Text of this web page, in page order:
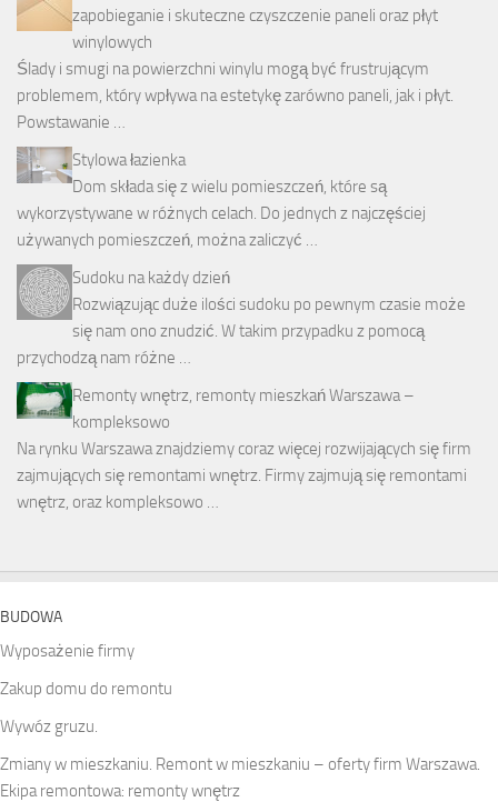
zapobieganie i skuteczne czyszczenie paneli oraz płyt
winylowych
Ślady i smugi na powierzchni winylu mogą być frustrującym
problemem, który wpływa na estetykę zarówno paneli, jak i płyt.
Powstawanie …
Stylowa łazienka
Dom składa się z wielu pomieszczeń, które są
wykorzystywane w różnych celach. Do jednych z najczęściej
używanych pomieszczeń, można zaliczyć …
Sudoku na każdy dzień
Rozwiązując duże ilości sudoku po pewnym czasie może
się nam ono znudzić. W takim przypadku z pomocą
przychodzą nam różne …
Remonty wnętrz, remonty mieszkań Warszawa –
kompleksowo
Na rynku Warszawa znajdziemy coraz więcej rozwijających się firm
zajmujących się remontami wnętrz. Firmy zajmują się remontami
wnętrz, oraz kompleksowo …
BUDOWA
Wyposażenie firmy
Zakup domu do remontu
Wywóz gruzu.
Zmiany w mieszkaniu. Remont w mieszkaniu – oferty firm Warszawa.
Ekipa remontowa: remonty wnętrz